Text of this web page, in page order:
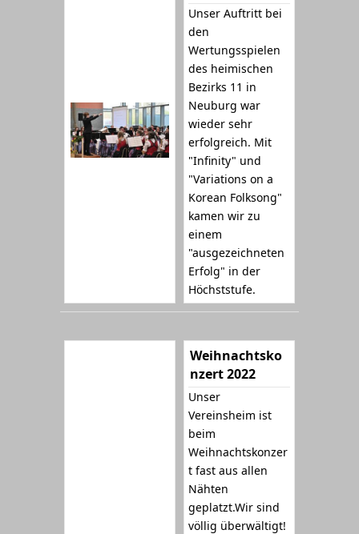
Unser Auftritt bei
den
Wertungsspielen
des heimischen
Bezirks 11 in
Neuburg war
wieder sehr
erfolgreich. Mit
"Infinity" und
"Variations on a
Korean Folksong"
kamen wir zu
einem
"ausgezeichneten
Erfolg" in der
Höchststufe.
Weihnachtsko
nzert 2022
Unser
Vereinsheim ist
beim
Weihnachtskonzer
t fast aus allen
Nähten
geplatzt.Wir sind
völlig überwältigt!